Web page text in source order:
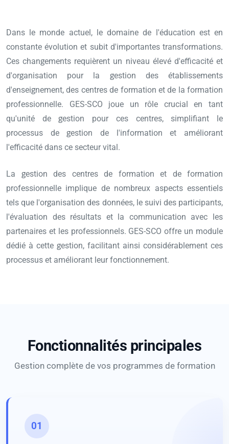
Dans le monde actuel, le domaine de l'éducation est en
constante évolution et subit d'importantes transformations.
Ces changements requièrent un niveau élevé d'efficacité et
d'organisation pour la gestion des établissements
d'enseignement, des centres de formation et de la formation
professionnelle. GES-SCO joue un rôle crucial en tant
qu'unité de gestion pour ces centres, simplifiant le
processus de gestion de l'information et améliorant
l'efficacité dans ce secteur vital.
La gestion des centres de formation et de formation
professionnelle implique de nombreux aspects essentiels
tels que l'organisation des données, le suivi des participants,
l'évaluation des résultats et la communication avec les
partenaires et les professionnels. GES-SCO offre un module
dédié à cette gestion, facilitant ainsi considérablement ces
processus et améliorant leur fonctionnement.
Fonctionnalités principales
Gestion complète de vos programmes de formation
01